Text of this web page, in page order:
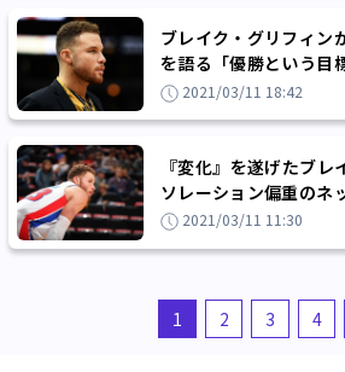
ブレイク・グリフィン
を語る「優勝という目
うれしい」
2021/03/11 18:42
『変化』を遂げたブ
ソレーション偏重のネ
エーションをもたらす
2021/03/11 11:30
1 2 3 4